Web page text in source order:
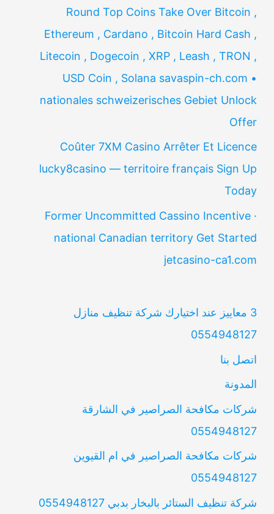
Round Top Coins Take Over Bitcoin ,
Ethereum , Cardano , Bitcoin Hard Cash ,
Litecoin , Dogecoin , XRP , Leash , TRON ,
USD Coin , Solana savaspin-ch.com •
nationales schweizerisches Gebiet Unlock
Offer
Coûter 7XM Casino Arrêter Et Licence
lucky8casino — territoire français Sign Up
Today
Former Uncommitted Cassino Incentive ·
national Canadian territory Get Started
jetcasino-ca1.com
3 معاييز عند اختيارك شركة تنظيف منازل
0554948127
اتصل بنا
المدونة
شركات مكافحة الصراصير في الشارقة
0554948127
شركات مكافحة الصراصير في ام القيوين
0554948127
شركة تنظيف الستائر بالبخار بدبي 0554948127